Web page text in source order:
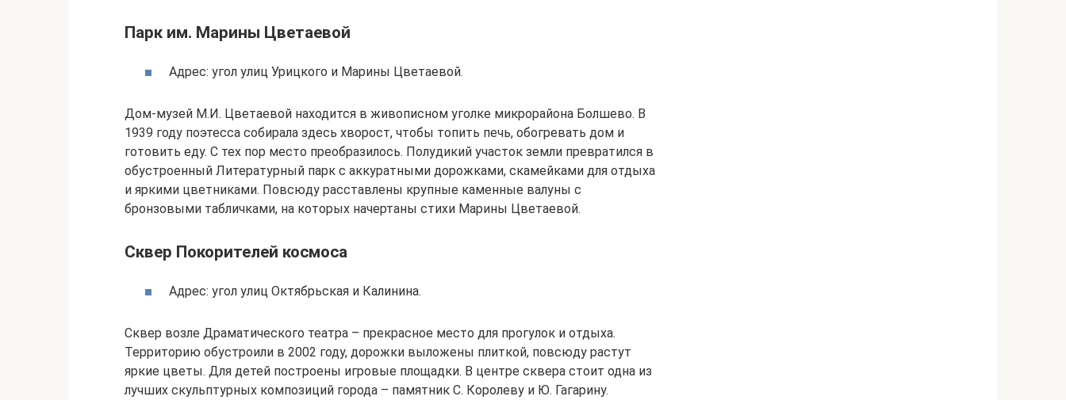
Парк им. Марины Цветаевой
Адрес: угол улиц Урицкого и Марины Цветаевой.
Дом-музей М.И. Цветаевой находится в живописном уголке микрорайона Болшево. В
1939 году поэтесса собирала здесь хворост, чтобы топить печь, обогревать дом и
готовить еду. С тех пор место преобразилось. Полудикий участок земли превратился в
обустроенный Литературный парк с аккуратными дорожками, скамейками для отдыха
и яркими цветниками. Повсюду расставлены крупные каменные валуны с
бронзовыми табличками, на которых начертаны стихи Марины Цветаевой.
Сквер Покорителей космоса
Адрес: угол улиц Октябрьская и Калинина.
Сквер возле Драматического театра – прекрасное место для прогулок и отдыха.
Территорию обустроили в 2002 году, дорожки выложены плиткой, повсюду растут
яркие цветы. Для детей построены игровые площадки. В центре сквера стоит одна из
лучших скульптурных композиций города – памятник С. Королеву и Ю. Гагарину.